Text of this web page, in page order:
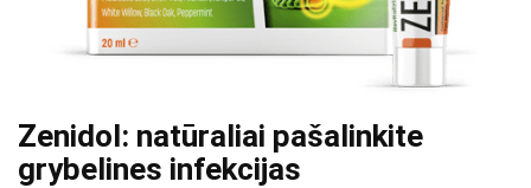
Zenidol: natūraliai pašalinkite
grybelines infekcijas